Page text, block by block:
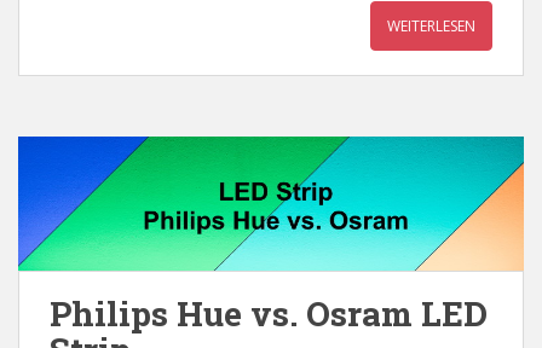
WEITERLESEN
Philips Hue vs. Osram LED